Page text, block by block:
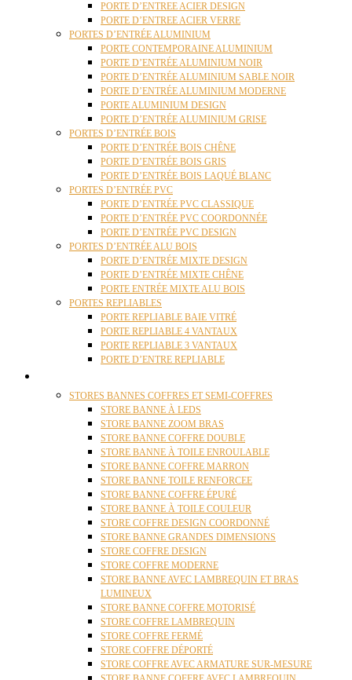
PORTE D’ENTREE ACIER DESIGN
PORTE D’ENTREE ACIER VERRE
PORTES D’ENTRÉE ALUMINIUM
PORTE CONTEMPORAINE ALUMINIUM
PORTE D’ENTRÉE ALUMINIUM NOIR
PORTE D’ENTRÉE ALUMINIUM SABLE NOIR
PORTE D’ENTRÉE ALUMINIUM MODERNE
PORTE ALUMINIUM DESIGN
PORTE D’ENTRÉE ALUMINIUM GRISE
PORTES D’ENTRÉE BOIS
PORTE D’ENTRÉE BOIS CHÊNE
PORTE D’ENTRÉE BOIS GRIS
PORTE D’ENTRÉE BOIS LAQUÉ BLANC
PORTES D’ENTRÉE PVC
PORTE D’ENTRÉE PVC CLASSIQUE
PORTE D’ENTRÉE PVC COORDONNÉE
PORTE D’ENTRÉE PVC DESIGN
PORTES D’ENTRÉE ALU BOIS
PORTE D’ENTRÉE MIXTE DESIGN
PORTE D’ENTRÉE MIXTE CHÊNE
PORTE ENTRÉE MIXTE ALU BOIS
PORTES REPLIABLES
PORTE REPLIABLE BAIE VITRÉ
PORTE REPLIABLE 4 VANTAUX
PORTE REPLIABLE 3 VANTAUX
PORTE D’ENTRE REPLIABLE
STORES BANNES COFFRES ET SEMI-COFFRES
STORE BANNE À LEDS
STORE BANNE ZOOM BRAS
STORE BANNE COFFRE DOUBLE
STORE BANNE À TOILE ENROULABLE
STORE BANNE COFFRE MARRON
STORE BANNE TOILE RENFORCEE
STORE BANNE COFFRE ÉPURÉ
STORE BANNE À TOILE COULEUR
STORE COFFRE DESIGN COORDONNÉ
STORE BANNE GRANDES DIMENSIONS
STORE COFFRE DESIGN
STORE COFFRE MODERNE
STORE BANNE AVEC LAMBREQUIN ET BRAS
LUMINEUX
STORE BANNE COFFRE MOTORISÉ
STORE COFFRE LAMBREQUIN
STORE COFFRE FERMÉ
STORE COFFRE DÉPORTÉ
STORE COFFRE AVEC ARMATURE SUR-MESURE